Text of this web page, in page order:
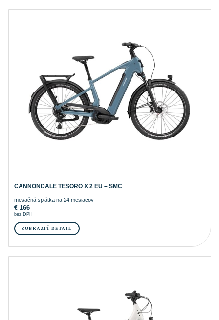
CANNONDALE TESORO X 2 EU – SMC
mesačná splátka na 24 mesiacov
€166
bez DPH
ZOBRAZIŤ DETAIL